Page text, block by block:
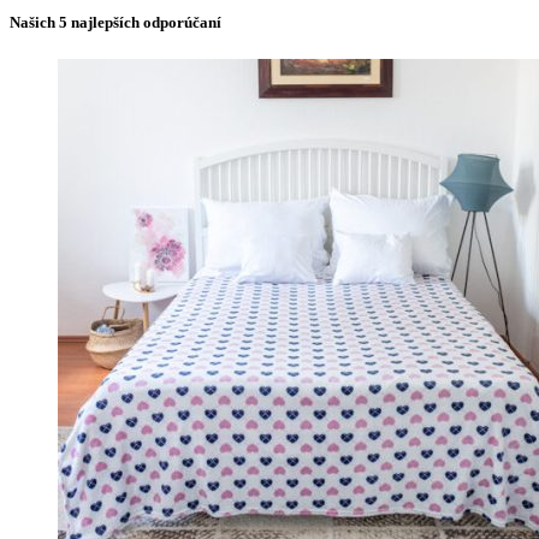
Našich 5 najlepších odporúčaní